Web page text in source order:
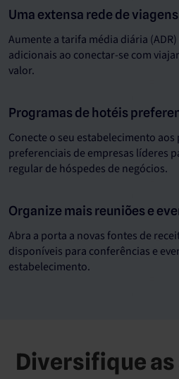
Uma extensa rede de
Aumente a tarifa média diária
adicionais ao conectar-se com
valor.
Programas de hotéis
Conecte o seu estabelecimento
preferenciais de empresas líderes
regular de hóspedes de negócios.
Organize mais reuniões e
Abra a porta a novas fontes de
disponíveis para conferências e
estabelecimento.
Diversifique